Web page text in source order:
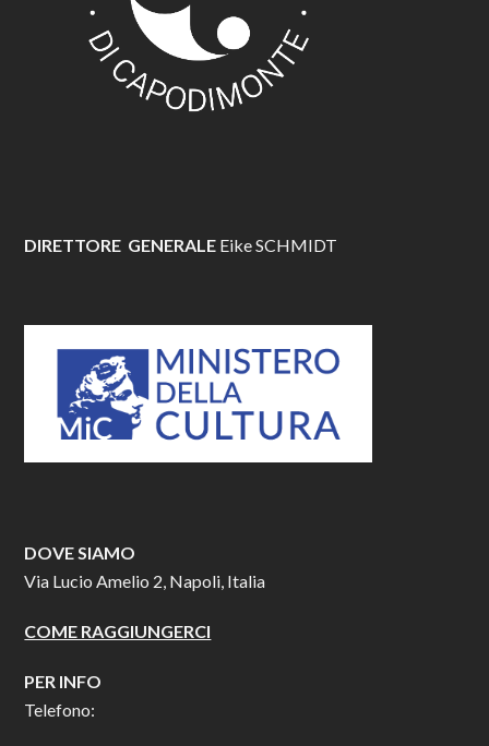
DIRETTORE GENERALE Eike SCHMIDT
DOVE SIAMO
Via Lucio Amelio 2, Napoli, Italia
COME RAGGIUNGERCI
PER INFO
Telefono: